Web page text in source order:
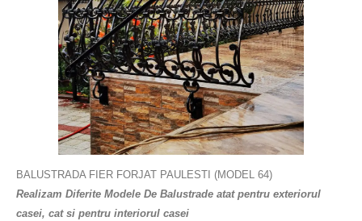
BALUSTRADA FIER FORJAT PAULESTI (MODEL 64)
Realizam Diferite Modele De Balustrade atat pentru exteriorul
casei, cat si pentru interiorul casei